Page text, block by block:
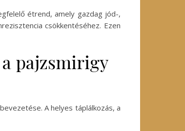
étrend, amely gazdag jód-,
csökkentéséhez. Ezen
pajzsmirigy
A helyes táplálkozás, a